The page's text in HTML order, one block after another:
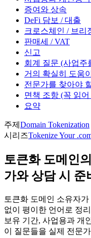
증여와 상속
DeFi 담보 / 대출
크로스체인 / 브리
판매세 / VAT
신고
회계 질문 (사업주
거의 확실히 도움
전문가를 찾아야
면책 조항 (꼭 읽
요약
주제 Domain Tokenization
시리즈Tokenize Your
토큰화 도메인
가와 상담 시 준
토큰화 도메인 소유자
없이 평이한 언어로 정
보유 기간, 사업용과 개
이 질문들을 실제 전문